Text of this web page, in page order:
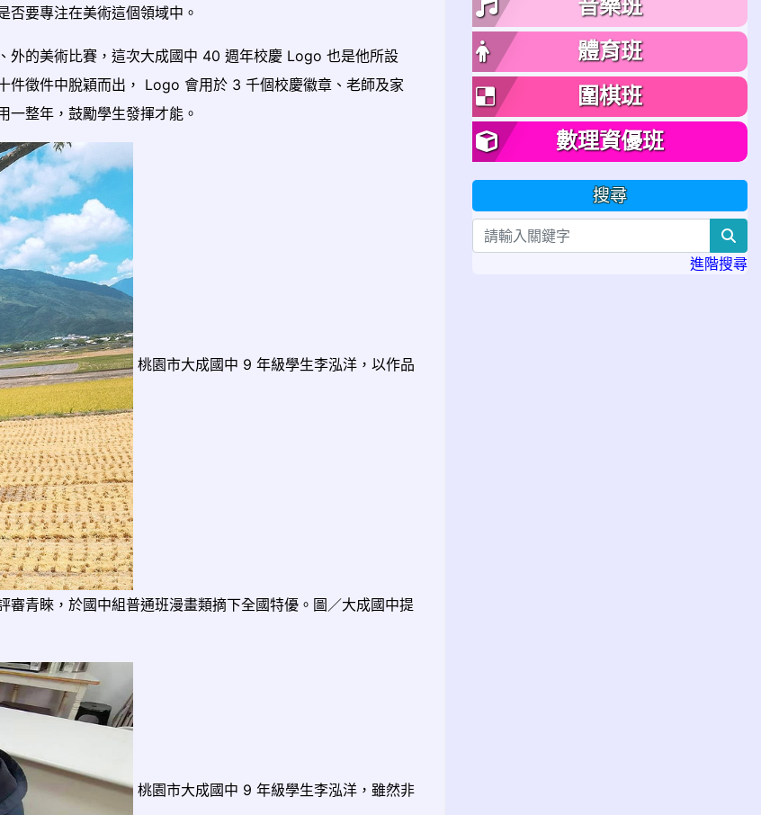
否要專注在美術這個領域中。
外的美術比賽，這次大成國中 40 週年校慶 Logo 也是他所設
件徵件中脫穎而出， Logo 會用於 3 千個校慶徽章、老師及家
一整年，鼓勵學生發揮才能。
桃園市大成國中 9 年級學生李泓洋，以作品
審青睞，於國中組普通班漫畫類摘下全國特優。圖／大成國中提
桃園市大成國中 9 年級學生李泓洋，雖然非
音樂班
體育班
圍棋班
數理資優班
搜尋
進階搜尋